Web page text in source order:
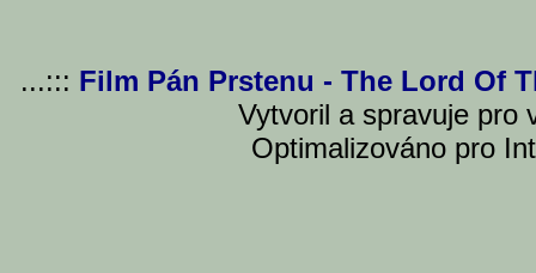
...::: Film Pán Prstenu - The Lord Of
Vytvoril a spravuje pro
Optimalizováno pro